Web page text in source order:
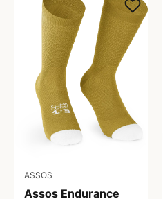
ASSOS
Assos Endurance